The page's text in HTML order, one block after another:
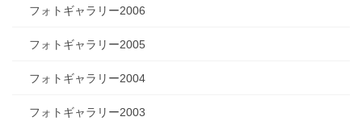
フォトギャラリー2006
フォトギャラリー2005
フォトギャラリー2004
フォトギャラリー2003